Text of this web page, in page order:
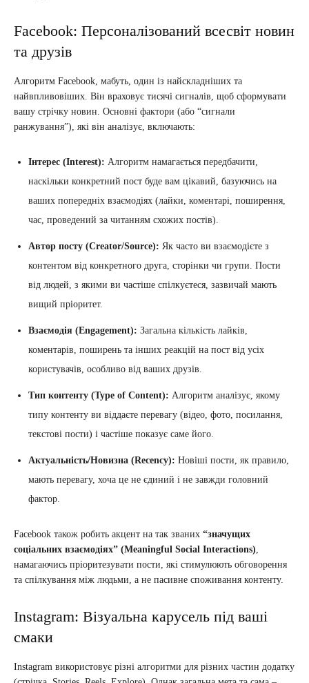
Facebook: Персоналізований всесвіт новин
та друзів
Алгоритм Facebook, мабуть, один із найскладніших та
найвпливовіших. Він враховує тисячі сигналів, щоб сформувати
вашу стрічку новин. Основні фактори (або “сигнали
ранжування”), які він аналізує, включають:
Інтерес (Interest): Алгоритм намагається передбачити,
наскільки конкретний пост буде вам цікавий, базуючись на
ваших попередніх взаємодіях (лайки, коментарі, поширення,
час, проведений за читанням схожих постів).
Автор посту (Creator/Source): Як часто ви взаємодієте з
контентом від конкретного друга, сторінки чи групи. Пости
від людей, з якими ви частіше спілкуєтеся, зазвичай мають
вищий пріоритет.
Взаємодія (Engagement): Загальна кількість лайків,
коментарів, поширень та інших реакцій на пост від усіх
користувачів, особливо від ваших друзів.
Тип контенту (Type of Content): Алгоритм аналізує, якому
типу контенту ви віддаєте перевагу (відео, фото, посилання,
текстові пости) і частіше показує саме його.
Актуальність/Новизна (Recency): Новіші пости, як правило,
мають перевагу, хоча це не єдиний і не завжди головний
фактор.
Facebook також робить акцент на так званих “значущих
соціальних взаємодіях” (Meaningful Social Interactions)
намагаючись пріоритезувати пости, які стимулюють обговорення
та спілкування між людьми, а не пасивне споживання контенту.
Instagram: Візуальна карусель під ваші
смаки
Instagram використовує різні алгоритми для різних частин додатку